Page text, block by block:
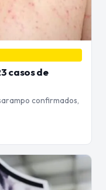
casos de
confirmados,